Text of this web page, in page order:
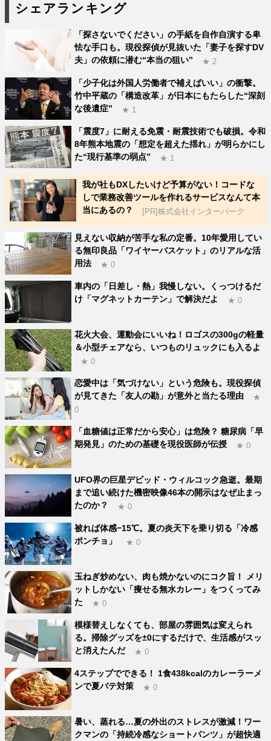
シェアランキング
「探さないでください」の手紙を自作自演する卑
怯な手口も。現役探偵が見抜いた「妻子を探すDV
夫」の依頼に潜む“本当の狙い”
★ 2
「少子化は外国人労働者で補えばいい」の衝撃。
竹中平蔵の「構造改革」が日本にもたらした“深刻
な後遺症”
★ 1
「震度7」に耐える免震・耐震技術でも破損。令和
8年熊本地震の「想定を超えた揺れ」が明らかにし
た“現行基準の弱点”
★ 1
我が社もDXしたいけど予算がない！コードな
しで業務改善ツールを作れるサービスなんて本
当にあるの？
[PR]株式会社インターパーク
見えない収納が苦手な私の定番。10年愛用してい
る無印良品「ワイヤーバスケット」のリアルな活
用法
★ 0
車内の「日差し・熱」我慢しない。くっつけるだ
け「マグネットカーテン」で解決だよ
★ 0
花火大会、運動会にいいね！ロゴスの300gの軽量
＆小型チェアなら、いつものリュックにも入るよ
★ 0
恋愛中は「気づけない」という危険も。現役探偵
が見てきた「友人の勘」が意外と当たる理由
★
0
「血糖値は正常だから安心」は危険？ 糖尿病「早
期発見」のための基礎を現役医師が伝授
★ 0
UFO界の巨星デビッド・ウィルコック急逝。最期
まで追い続けた機密映像46本の開示はなぜ止まっ
たのか？
★ 0
被れば体感−15℃。夏の炎天下を乗り切る「冷感
ポンチョ」
★ 0
玉ねぎ炒めない、肉も焼かないのにコク旨！ メリ
ットしかない「痩せる無水カレー」をつくってみ
た
★ 0
模様替えしなくても、部屋の雰囲気は変えられ
る。掃除グッズを±0にするだけで、生活感がスッ
と消えたんだ
★ 0
4ステップでできる！ 1食438kcalのカレーラーメ
ンで夏バテ対策
★ 0
暑い、蒸れる…夏の外出のストレスが激減！ワー
クマンの「持続冷感なショートパンツ」が超快適